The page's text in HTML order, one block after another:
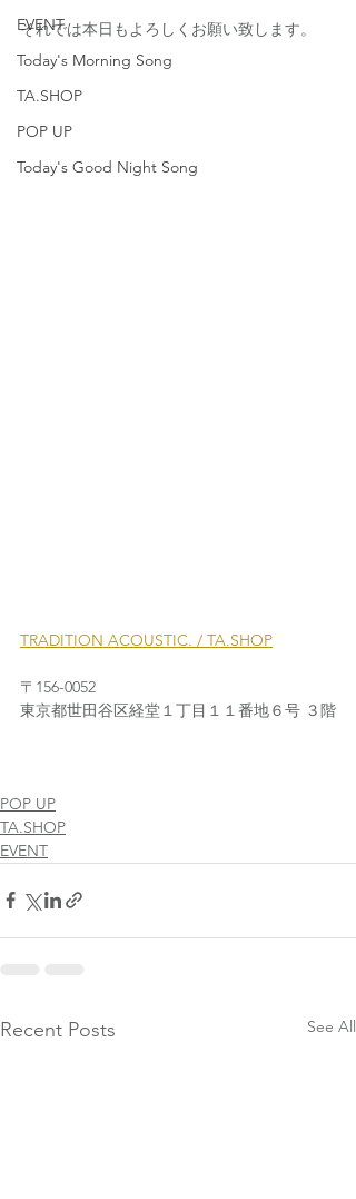
EVENT
Today's Morning Song
TA.SHOP
POP UP
Today's Good Night Song
それでは本日もよろしくお願い致します。
TRADITION ACOUSTIC. / TA.SHOP
〒156-0052
東京都世田谷区経堂１丁目１１番地６号 ３階
POP UP
TA.SHOP
EVENT
Recent Posts See All